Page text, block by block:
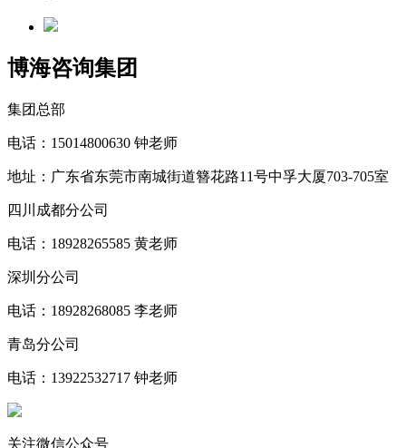
博海咨询集团
集团总部
电话：15014800630 钟老师
地址：广东省东莞市南城街道簪花路11号中孚大厦703-705室
四川成都分公司
电话：18928265585 黄老师
深圳分公司
电话：18928268085 李老师
青岛分公司
电话：13922532717 钟老师
关注微信公众号